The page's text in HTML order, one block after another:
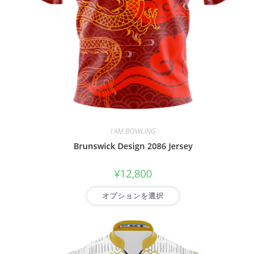
I AM BOWLING
Brunswick Design 2086 Jersey
¥12,800
オプションを選択